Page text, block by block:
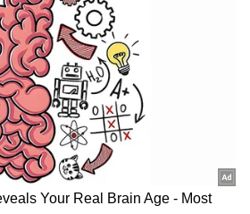
ಇರಿಸಿದ
ಪದೇ ಬಿಸಿ ಮಾಡುವುದರಿಂದ
ನೀವು ಮೀನು
ಸಾಧ್ಯವಾದಷ್ಟು ಬೇಗ